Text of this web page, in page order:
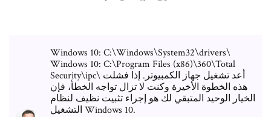
Windows 10: C:\Windows\System32\drivers\
Windows 10: C:\Program Files (x86)\360\Total
Security\ipc\ أعد تشغيل جهاز الكمبيوتر. إذا فشلت
هذه الخطوة الأخيرة وكنت لا تزال تواجه الخطأ، فإن
الخيار الوحيد المتبقي لك هو إجراء تثبيت نظيف لنظام
التشغيل Windows 10.